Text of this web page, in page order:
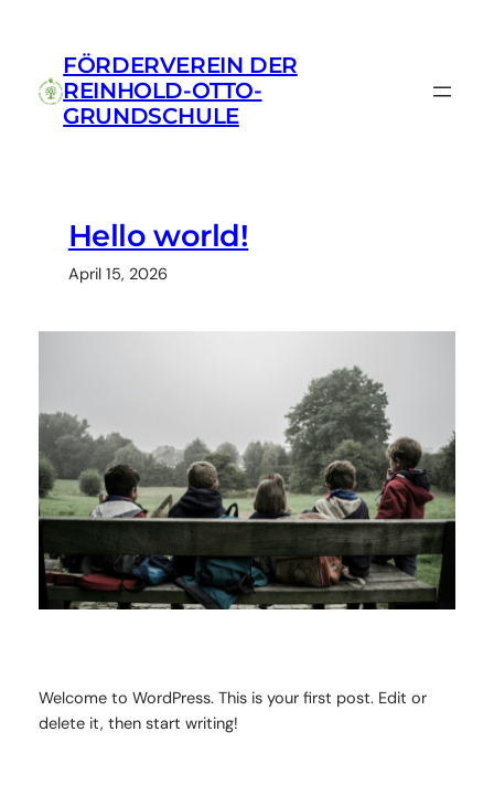
springenFÖRDERVEREIN DER
REINHOLD-OTTO-
GRUNDSCHULE
Hello world!
April 15, 2026
Welcome to WordPress. This is your first post. Edit or
delete it, then start writing!